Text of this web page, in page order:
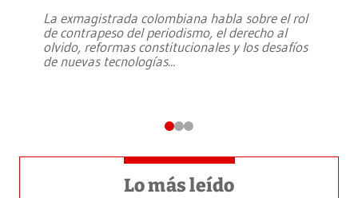
La exmagistrada colombiana habla sobre el rol
de contrapeso del periodismo, el derecho al
olvido, reformas constitucionales y los desafíos
de nuevas tecnologías...
Lo más leído